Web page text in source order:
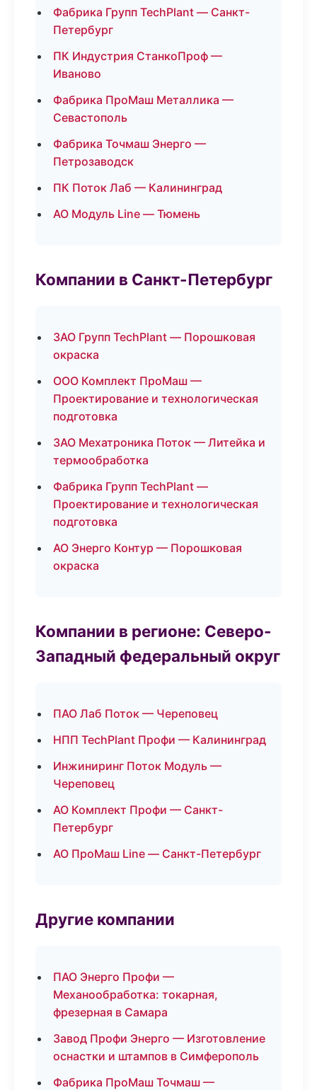
Фабрика Групп TechPlant — Санкт-
Петербург
ПК Индустрия СтанкоПроф —
Иваново
Фабрика ПроМаш Металлика —
Севастополь
Фабрика Точмаш Энерго —
Петрозаводск
ПК Поток Лаб — Калининград
АО Модуль Line — Тюмень
Компании в Санкт-Петербург
ЗАО Групп TechPlant — Порошковая
окраска
ООО Комплект ПроМаш —
Проектирование и технологическая
подготовка
ЗАО Мехатроника Поток — Литейка и
термообработка
Фабрика Групп TechPlant —
Проектирование и технологическая
подготовка
АО Энерго Контур — Порошковая
окраска
Компании в регионе: Северо-
Западный федеральный округ
ПАО Лаб Поток — Череповец
НПП TechPlant Профи — Калининград
Инжиниринг Поток Модуль —
Череповец
АО Комплект Профи — Санкт-
Петербург
АО ПроМаш Line — Санкт-Петербург
Другие компании
ПАО Энерго Профи —
Механообработка: токарная,
фрезерная в Самара
Завод Профи Энерго — Изготовление
оснастки и штампов в Симферополь
Фабрика ПроМаш Точмаш —